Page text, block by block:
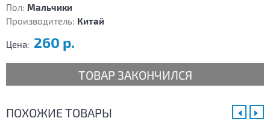
Пол: Мальчики
Производитель: Китай
Цена: 260 р.
ТОВАР ЗАКОНЧИЛСЯ
ПОХОЖИЕ ТОВАРЫ